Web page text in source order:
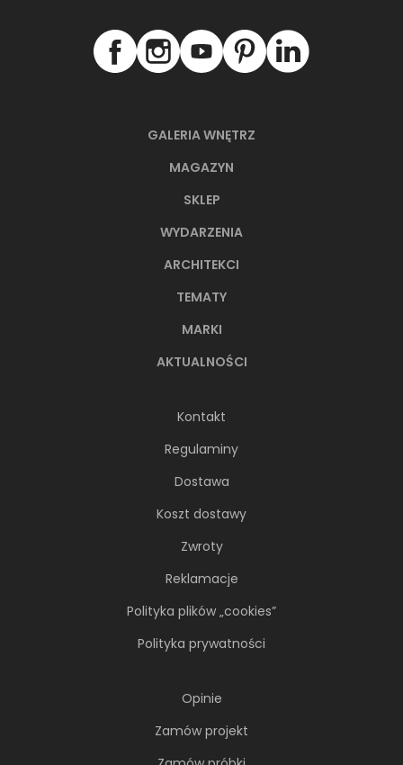
GALERIA WNĘTRZ
MAGAZYN
SKLEP
WYDARZENIA
ARCHITEKCI
TEMATY
MARKI
AKTUALNOŚCI
Kontakt
Regulaminy
Dostawa
Koszt dostawy
Zwroty
Reklamacje
Polityka plików „cookies”
Polityka prywatności
Opinie
Zamów projekt